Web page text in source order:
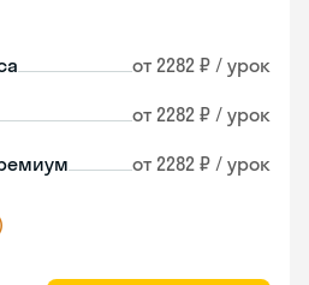
от 2282 ₽ / урок
от 2282 ₽ / урок
от 2282 ₽ / урок